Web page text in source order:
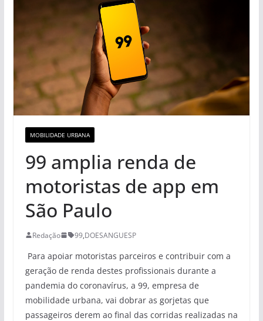
MOBILIDADE URBANA
99 amplia renda de
motoristas de app em
São Paulo
Redação 99,DOESANGUESP
Para apoiar motoristas parceiros e contribuir com a
geração de renda destes profissionais durante a
pandemia do coronavírus, a 99, empresa de
mobilidade urbana, vai dobrar as gorjetas que
passageiros derem ao final das corridas realizadas na